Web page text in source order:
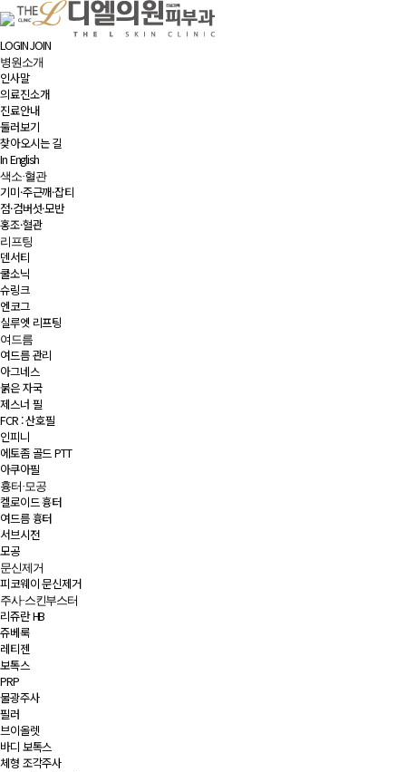
LOGINJOIN
병원소개
인사말
의료진소개
진료안내
둘러보기
찾아오시는 길
In English
색소·혈관
기미·주근깨·잡티
점·검버섯·모반
홍조·혈관
리프팅
덴서티
쿨소닉
슈링크
엔코그
실루엣 리프팅
여드름
여드름 관리
아그네스
붉은 자국
제스너 필
FCR : 산호필
인피니
에토좀 골드 PTT
아쿠아필
흉터·모공
켈로이드 흉터
여드름 흉터
서브시전
모공
문신제거
피코웨이 문신제거
주사·스킨부스터
리쥬란 HB
쥬베룩
레티젠
보톡스
PRP
물광주사
필러
브이올렛
바디 보톡스
체형 조각주사